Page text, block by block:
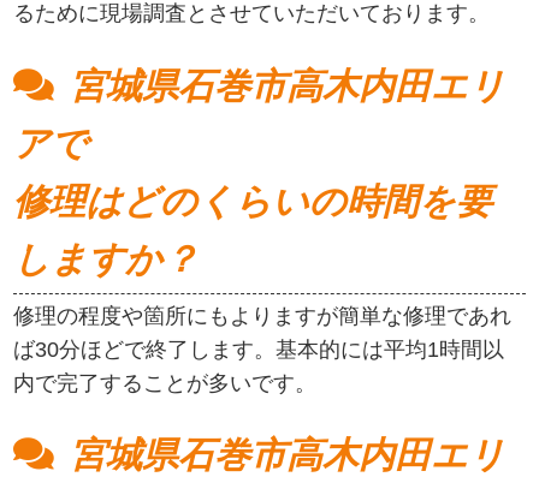
るために現場調査とさせていただいております。
宮城県石巻市高木内田エリ
アで
修理はどのくらいの時間を要
しますか？
修理の程度や箇所にもよりますが簡単な修理であれ
ば30分ほどで終了します。基本的には平均1時間以
内で完了することが多いです。
宮城県石巻市高木内田エリ